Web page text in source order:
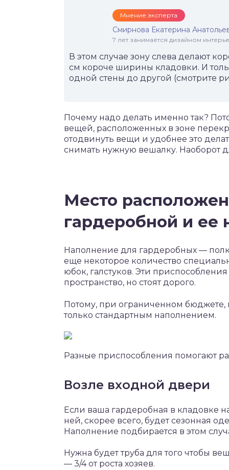
Мнение эксперта
Смирнова Екатерина
7 лет занимается дизайном
В этом случае зону слева делают
см короче ширины кладовки. И
одной стены до другой (смотрите
Почему надо делать именно так?
вещей, расположенных в зоне
отодвинуть вещи и удобнее это
снимать нужную вешалку. Наоборот
Место
гардеробной и ее
Наполнение для гардеробных —
еще некоторое количество
юбок, галстуков. Эти
пространство, но стоят дорого.
Потому, при ограниченном бюджете,
только стандартным наполнением.
Разные приспособления помогают
Возле входной двери
Если ваша гардеробная в кладовке
ней, скорее всего, будет сезонная
Наполнение подбирается в этом
Нужна будет труба для того чтобы
— 3/4 от роста хозяев.